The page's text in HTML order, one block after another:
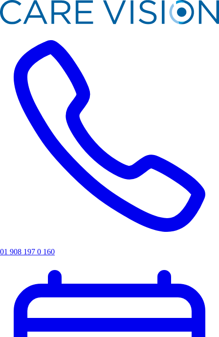
01 908 197 0 160